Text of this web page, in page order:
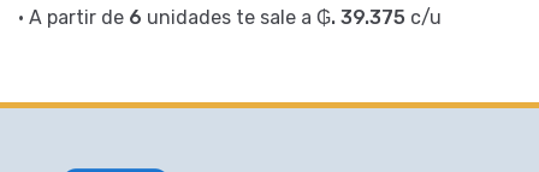
• A partir de 6 unidades te sale a ₲. 39.375 c/u